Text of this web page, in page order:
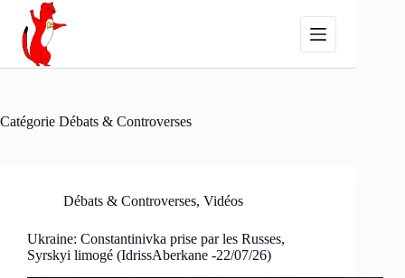
Passer
contenu
Catégorie Débats & Controverses
Débats & Controverses, Vidéos
Ukraine: Constantinivka prise par les Russes,
Syrskyi limogé (IdrissAberkane -22/07/26)